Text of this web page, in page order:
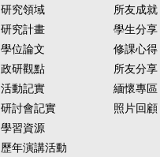
研究領域
研究計畫
學位論文
政研觀點
活動記實
研討會記實
學習資源
歷年演講活動
所友成就
學生分享
修課心得
所友分享
緬懷專區
照片回顧